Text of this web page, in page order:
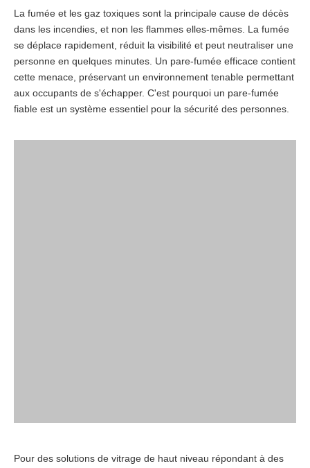
La fumée et les gaz toxiques sont la principale cause de décès
dans les incendies, et non les flammes elles-mêmes. La fumée
se déplace rapidement, réduit la visibilité et peut neutraliser une
personne en quelques minutes. Un pare-fumée efficace contient
cette menace, préservant un environnement tenable permettant
aux occupants de s'échapper. C'est pourquoi un pare-fumée
fiable est un système essentiel pour la sécurité des personnes.
Pour des solutions de vitrage de haut niveau répondant à des